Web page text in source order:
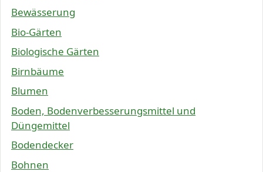
Bewässerung
Bio-Gärten
Biologische Gärten
Birnbäume
Blumen
Boden, Bodenverbesserungsmittel und
Düngemittel
Bodendecker
Bohnen